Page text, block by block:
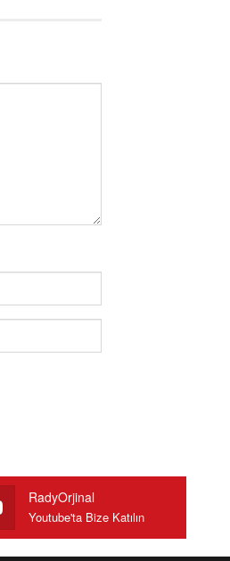
RadyOrjinal
Youtube'ta Bize Katılın